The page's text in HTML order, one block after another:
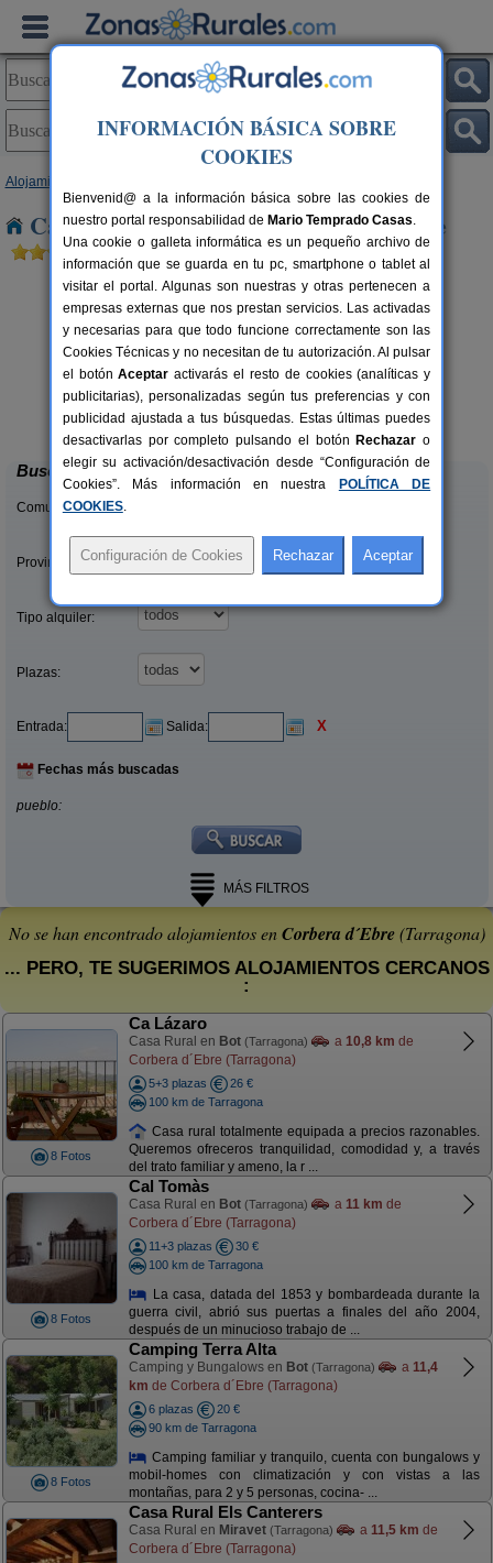
Alojamientos
Casas Rurales cerca de Corbera d´Ebre
2-7+2 pers.
desde69 €
Ca Calbet
Margalef (Tarragona)
Buscar
Comunidades:
Provincias/Islas:
Tipo alquiler:
Plazas:
Entrada: Salida: X
Fechas más buscadas
pueblo:
MÁS FILTROS
No se han encontrado alojamientos enCorbera d´Ebre(Tarragona)
... PERO, TE SUGERIMOS ALOJAMIENTOS CERCANOS
:
8 Fotos
Ca Lázaro
Casa Rural en Bot (Tarragona) a 10,8 km de
Corbera d´Ebre (Tarragona)
5+3 plazas
26 €
100 km de Tarragona
Casa rural totalmente equipada a precios razonables.
Queremos ofreceros tranquilidad, comodidad y, a través
del trato familiar y ameno, la r ...
8 Fotos
Cal Tomàs
Casa Rural en Bot (Tarragona) a 11 km de
Corbera d´Ebre (Tarragona)
11+3 plazas
30 €
100 km de Tarragona
La casa, datada del 1853 y bombardeada durante la
guerra civil, abrió sus puertas a finales del año 2004,
después de un minucioso trabajo de ...
8 Fotos
Camping Terra Alta
Camping y Bungalows en Bot (Tarragona) a 11,4
km de Corbera d´Ebre (Tarragona)
6 plazas
20 €
90 km de Tarragona
Camping familiar y tranquilo, cuenta con bungalows y
mobil-homes con climatización y con vistas a las
montañas, para 2 y 5 personas, cocina- ...
Casa Rural Els Canterers
Casa Rural en Miravet (Tarragona) a 11,5 km de
Corbera d´Ebre (Tarragona)
INFORMACIÓN BÁSICA SOBRE
COOKIES
Bienvenid@ a la información básica sobre las cookies de
nuestro portal responsabilidad de Mario Temprado Casas.
Una cookie o galleta informática es un pequeño archivo de
información que se guarda en tu pc, smartphone o tablet al
visitar el portal. Algunas son nuestras y otras pertenecen a
empresas externas que nos prestan servicios. Las activadas
y necesarias para que todo funcione correctamente son las
Cookies Técnicas y no necesitan de tu autorización. Al pulsar
el botónAceptar activarás el resto de cookies (analíticas y
publicitarias), personalizadas según tus preferencias y con
publicidad ajustada a tus búsquedas. Estas últimas puedes
desactivarlas por completo pulsando el botón Rechazar o
elegir su activación/desactivación desde “Configuración de
Cookies”. Más información en nuestra
POLÍTICA DE
COOKIES.